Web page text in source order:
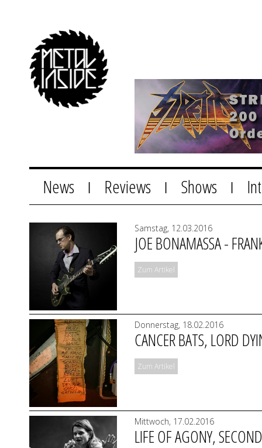
News Reviews Shows
Samstag, 12.03.2016
JOE BONAMASSA -
Zum Artikel
Donnerstag, 18.02.2016
CANCER BATS, LORD
Zum Artikel
Mittwoch, 17.02.2016
LIFE OF AGONY,